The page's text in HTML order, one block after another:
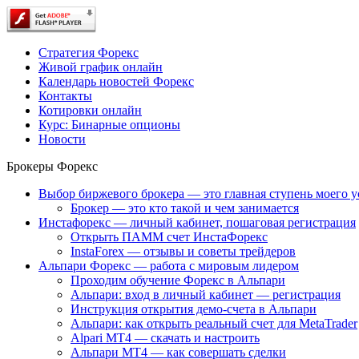
Стратегия Форекс
Живой график онлайн
Календарь новостей Форекс
Контакты
Котировки онлайн
Курс: Бинарные опционы
Новости
Брокеры Форекс
Выбор биржевого брокера — это главная ступень моего
Брокер — это кто такой и чем занимается
Инстафорекс — личный кабинет, пошаговая регистрация
Открыть ПАММ счет ИнстаФорекс
InstaForex — отзывы и советы трейдеров
Альпари Форекс — работа с мировым лидером
Проходим обучение Форекс в Альпари
Альпари: вход в личный кабинет — регистрация
Инструкция открытия демо-счета в Альпари
Альпари: как открыть реальный счет для MetaTrader
Alpari MT4 — скачать и настроить
Альпари MT4 — как совершать сделки